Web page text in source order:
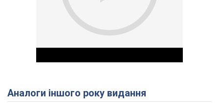
Аналоги іншого року видання